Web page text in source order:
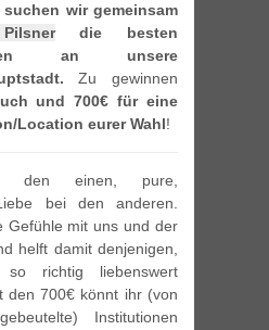
suchen wir gemeinsam
die besten
an unsere
Zu gewinnen
und 700€ für eine
Location eurer Wahl!
den einen, pure,
bei den anderen.
Gefühle mit uns und der
helft damit denjenigen,
richtig liebenswert
den 700€ könnt ihr (von
Institutionen